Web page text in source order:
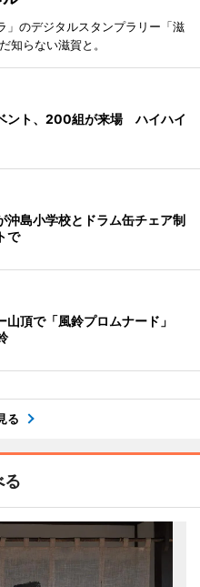
」のデジタルスタンプラリー「滋
知らない滋賀と。
ント、200組が来場 ハイハイ
沖島小学校とドラム缶チェア制
で
山頂で「風鈴プロムナード」
る
る